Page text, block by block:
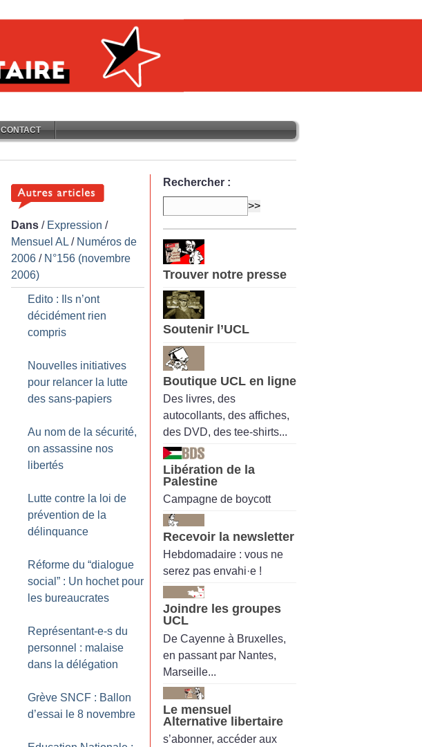
CONTACT
Dans / Expression /
Mensuel AL / Numéros de
2006 / N°156 (novembre
2006)
Edito : Ils n’ont
décidément rien
compris
Nouvelles initiatives
pour relancer la lutte
des sans-papiers
Au nom de la sécurité,
on assassine nos
libertés
Lutte contre la loi de
prévention de la
délinquance
Réforme du “dialogue
social” : Un hochet pour
les bureaucrates
Représentant-e-s du
personnel : malaise
dans la délégation
Grève SNCF : Ballon
d’essai le 8 novembre
Rechercher :
Trouver notre presse
Soutenir l’UCL
Boutique UCL en ligne
Des livres, des
autocollants, des affiches,
des DVD, des tee-shirts...
Libération de la
Palestine
Campagne de boycott
Recevoir la newsletter
Hebdomadaire : vous ne
serez pas envahi·e !
Joindre les groupes
UCL
De Cayenne à Bruxelles,
en passant par Nantes,
Marseille...
Le mensuel
Alternative libertaire
s’abonner, accéder aux